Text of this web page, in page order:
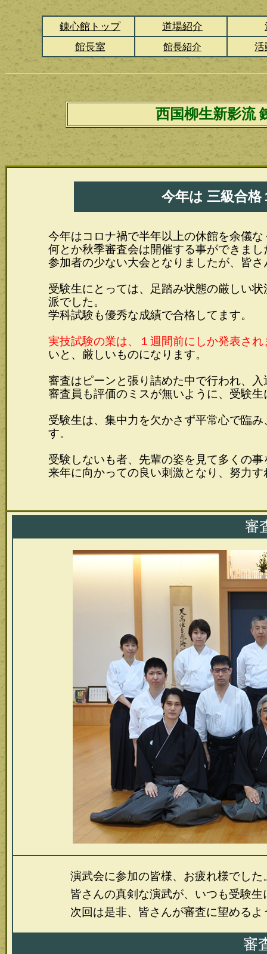
錬心館トップ 道場紹介
館長室
館長紹介 活
西国柳生新影流
今年は 三級合格
今年はコロナ禍で半年以上の休館を余儀
何とか秋季審査会は開催する事ができまし
参加者の少ない大会となりましたが、皆
受験生にとっては、足踏み状態の厳しい
派でした。
学科試験も優秀な成績で合格してます。
実技試験の業は、１週間前にしか発表され
いと、厳しいものになります。
審査はピーンと張り詰めた中で行われ、
審査員も評価のミスが無いように、受験
受験生は、集中力を欠かさず平常心で臨
す。
受験しないも者、先輩の姿を見て多くの
来年に向かっての良い刺激となり、努力
審
演武会に参加の皆様、お疲れ様でした
皆さんの真剣な演武が、いつも受験生に力
次回は是非、皆さんが審査に望めるよう
審